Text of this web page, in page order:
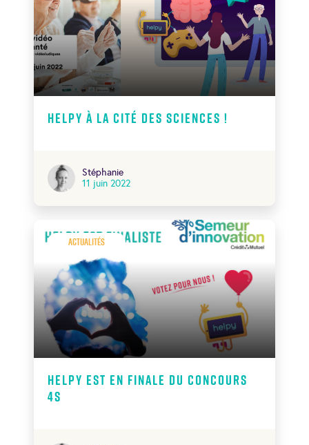
Helpy à la Cité des Sciences !
Stéphanie
11 juin 2022
Actualités
Helpy est en finale du Concours
4S